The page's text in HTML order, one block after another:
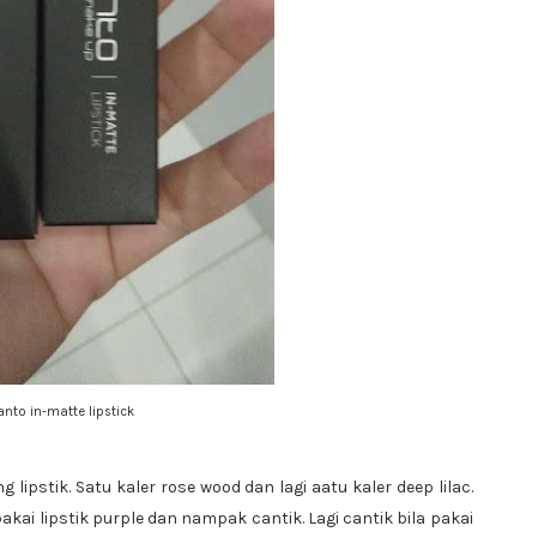
in-matte lipstick
lipstik. Satu kaler rose wood dan lagi aatu kaler deep lilac.
lipstik purple dan nampak cantik. Lagi cantik bila pakai